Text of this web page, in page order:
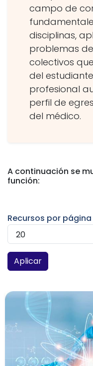
campo de
disciplinas,
problemas
colectivos
del
profesional
perfil de
del médico.
A continuación se
función:
Recursos por página